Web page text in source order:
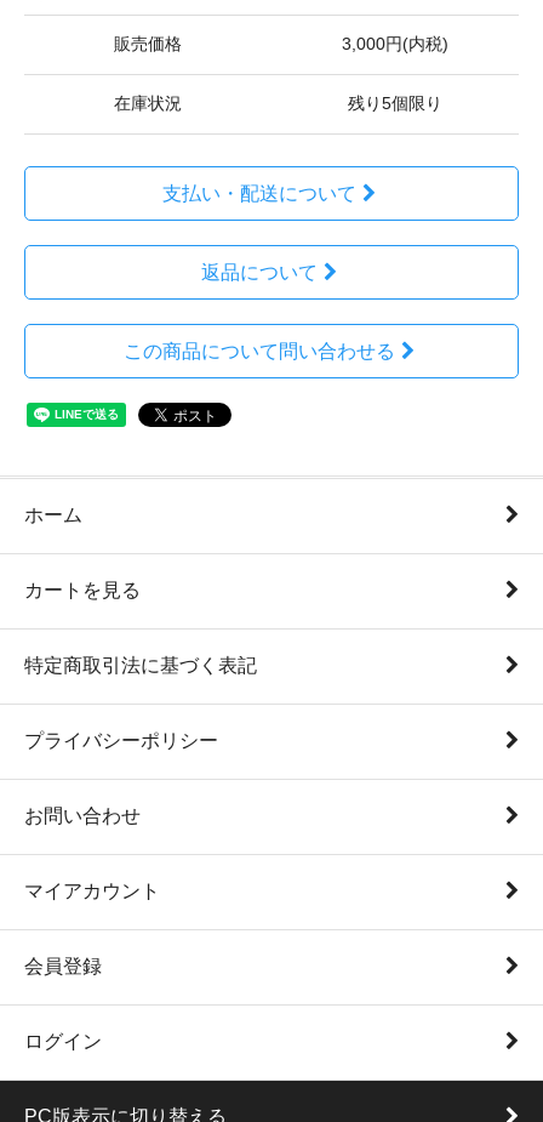
販売価格 3,000円(内税)
在庫状況 残り5個限り
支払い・配送について
返品について
この商品について問い合わせる
ホーム
カートを見る
特定商取引法に基づく表記
プライバシーポリシー
お問い合わせ
マイアカウント
会員登録
ログイン
PC版表示に切り替える